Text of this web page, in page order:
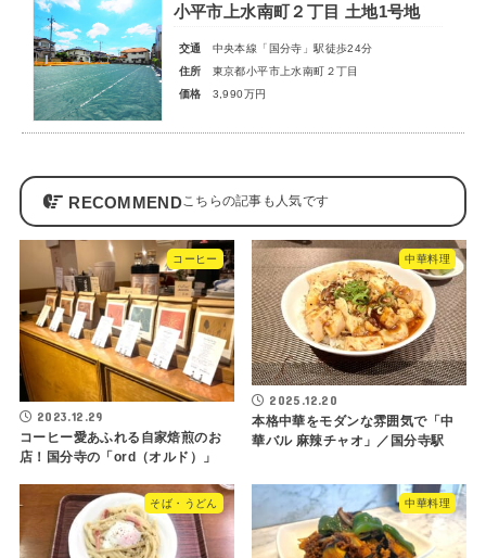
小平市上水南町２丁目 土地1号地
交通
中央本線「国分寺」駅徒歩24分
住所
東京都小平市上水南町２丁目
価格
3,990万円
RECOMMEND
コーヒー
2023.12.29
コーヒー愛あふれる自家焙煎のお
店！国分寺の「ord（オルド）」
中華料理
2025.12.20
本格中華をモダンな雰囲気で「中
華バル 麻辣チャオ」／国分寺駅
そば・うどん 中華料理